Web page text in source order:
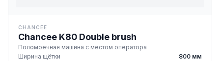
CHANCEE
Chancee K80 Double brush
Поломоечная машина с местом оператора
Ширина щётки
800 мм